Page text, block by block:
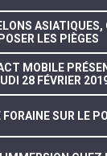
POSER LES PIÈGES
MOBILE
28 FÉVRIER
FORAINE SUR LE